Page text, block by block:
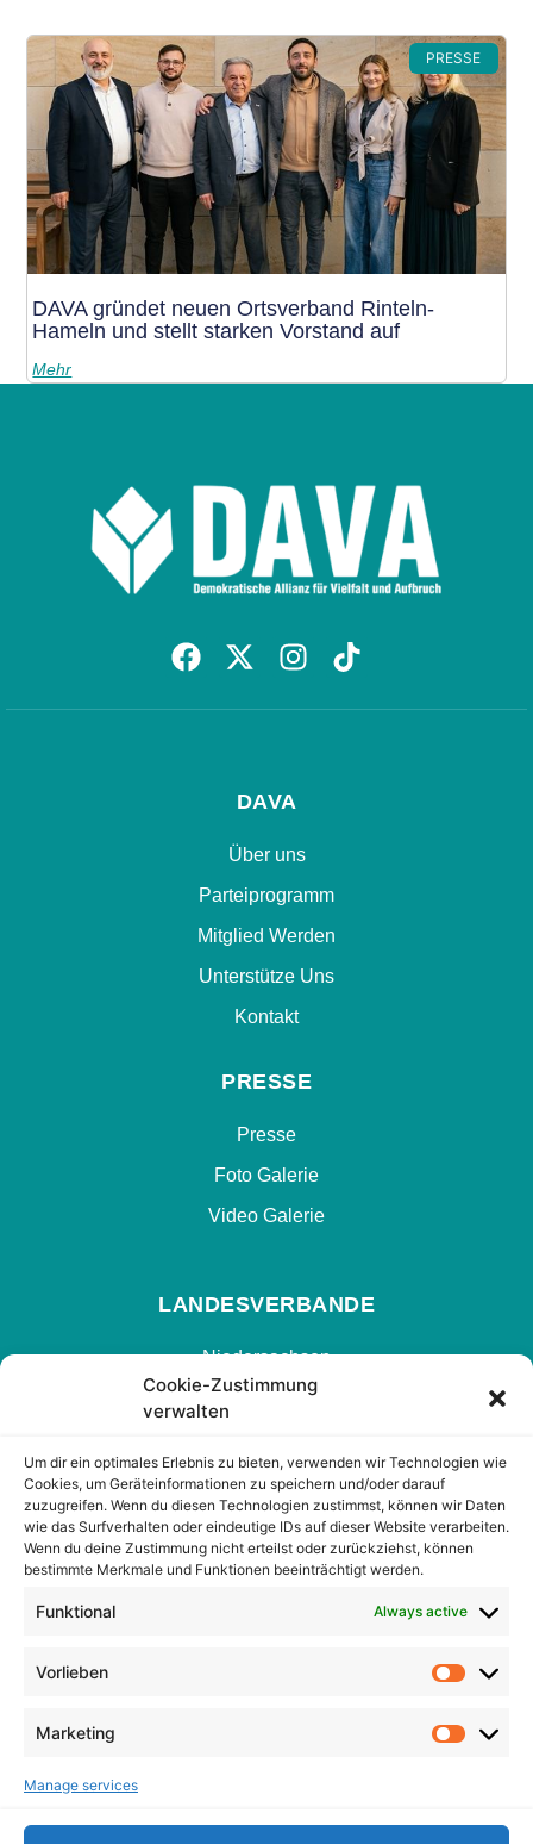
Cookie-Zustimmung
verwalten
Um dir ein optimales Erlebnis zu bieten, verwenden wir Technologien wie
Cookies, um Geräteinformationen zu speichern und/oder darauf
zuzugreifen. Wenn du diesen Technologien zustimmst, können wir Daten
wie das Surfverhalten oder eindeutige IDs auf dieser Website verarbeiten.
Wenn du deine Zustimmung nicht erteilst oder zurückziehst, können
bestimmte Merkmale und Funktionen beeinträchtigt werden.
Funktional Always active
Vorlieben
Marketing
Manage services
PRESSE
DAVA gründet neuen Ortsverband Rinteln-
Hameln und stellt starken Vorstand auf
Mehr
DAVA
Über uns
Parteiprogramm
Mitglied Werden
Unterstütze Uns
Kontakt
PRESSE
Presse
Foto Galerie
Video Galerie
LANDESVERBANDE
Niedersachsen
Hamburg
Hessen
Berlin
FOLGEN SIE UNS